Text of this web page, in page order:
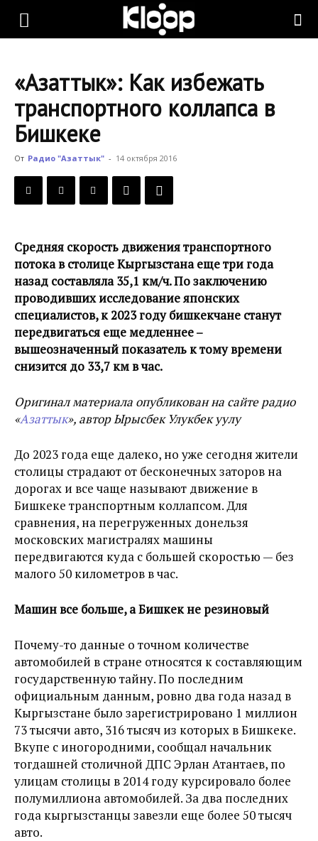
KLOOP.KG
Новости
Кыргызстана
«Азаттык»: Как избежать
транспортного коллапса в
Бишкеке
От Радио "Азаттык" - 14 октября 2016
Средняя скорость движения транспортного
потока в столице Кыргызстана еще три года
назад составляла 35,1 км/ч. По заключению
проводивших исследование японских
специалистов, к 2023 году бишкекчане станут
передвигаться еще медленнее –
вышеозначенный показатель к тому времени
снизится до 33,7 км в час.
Оригинал материала опубликован на сайте радио
«Азаттык», автор Ырысбек Улукбек уулу
До 2023 года еще далеко, но уже сегодня жители
столицы страдают от бесконечных заторов на
дорогах и все чаще называют движение в
Бишкеке транспортным коллапсом. Для
сравнения, на перегруженных донельзя
московских магистралях машины
передвигаются куда с большей скоростью — без
малого 50 километров в час.
Машин все больше, а Бишкек не резиновый
Почему-то данные о точном количестве
автомобилей в стране относятся к составляющим
государственную тайну. По последним
официальным данным, ровно два года назад в
Кыргызстане было зарегистрировано 1 миллион
73 тысячи авто, 316 тысяч из которых в Бишкеке.
Вкупе с иногородними, сообщал начальник
тогдашней столичной ДПС Эрлан Атантаев, по
улицам столицы в 2014 году курсировало более
полумиллиона автомобилей. За два последних
года кыргызстанцы завезли еще более 50 тысяч
авто.